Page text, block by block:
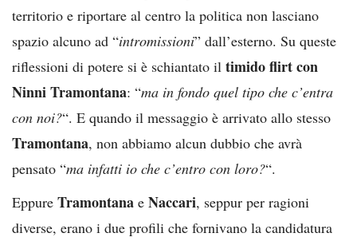
territorio e riportare al centro la politica non lasciano
spazio alcuno ad “intromissioni” dall’esterno. Su queste
riflessioni di potere si è schiantato il timido flirt con
Ninni Tramontana: “ma in fondo quel tipo che c’entra
con noi?“. E quando il messaggio è arrivato allo stesso
Tramontana, non abbiamo alcun dubbio che avrà
pensato “ma infatti io che c’entro con loro?“.
Eppure Tramontana e Naccari, seppur per ragioni
diverse, erano i due profili che fornivano la candidatura